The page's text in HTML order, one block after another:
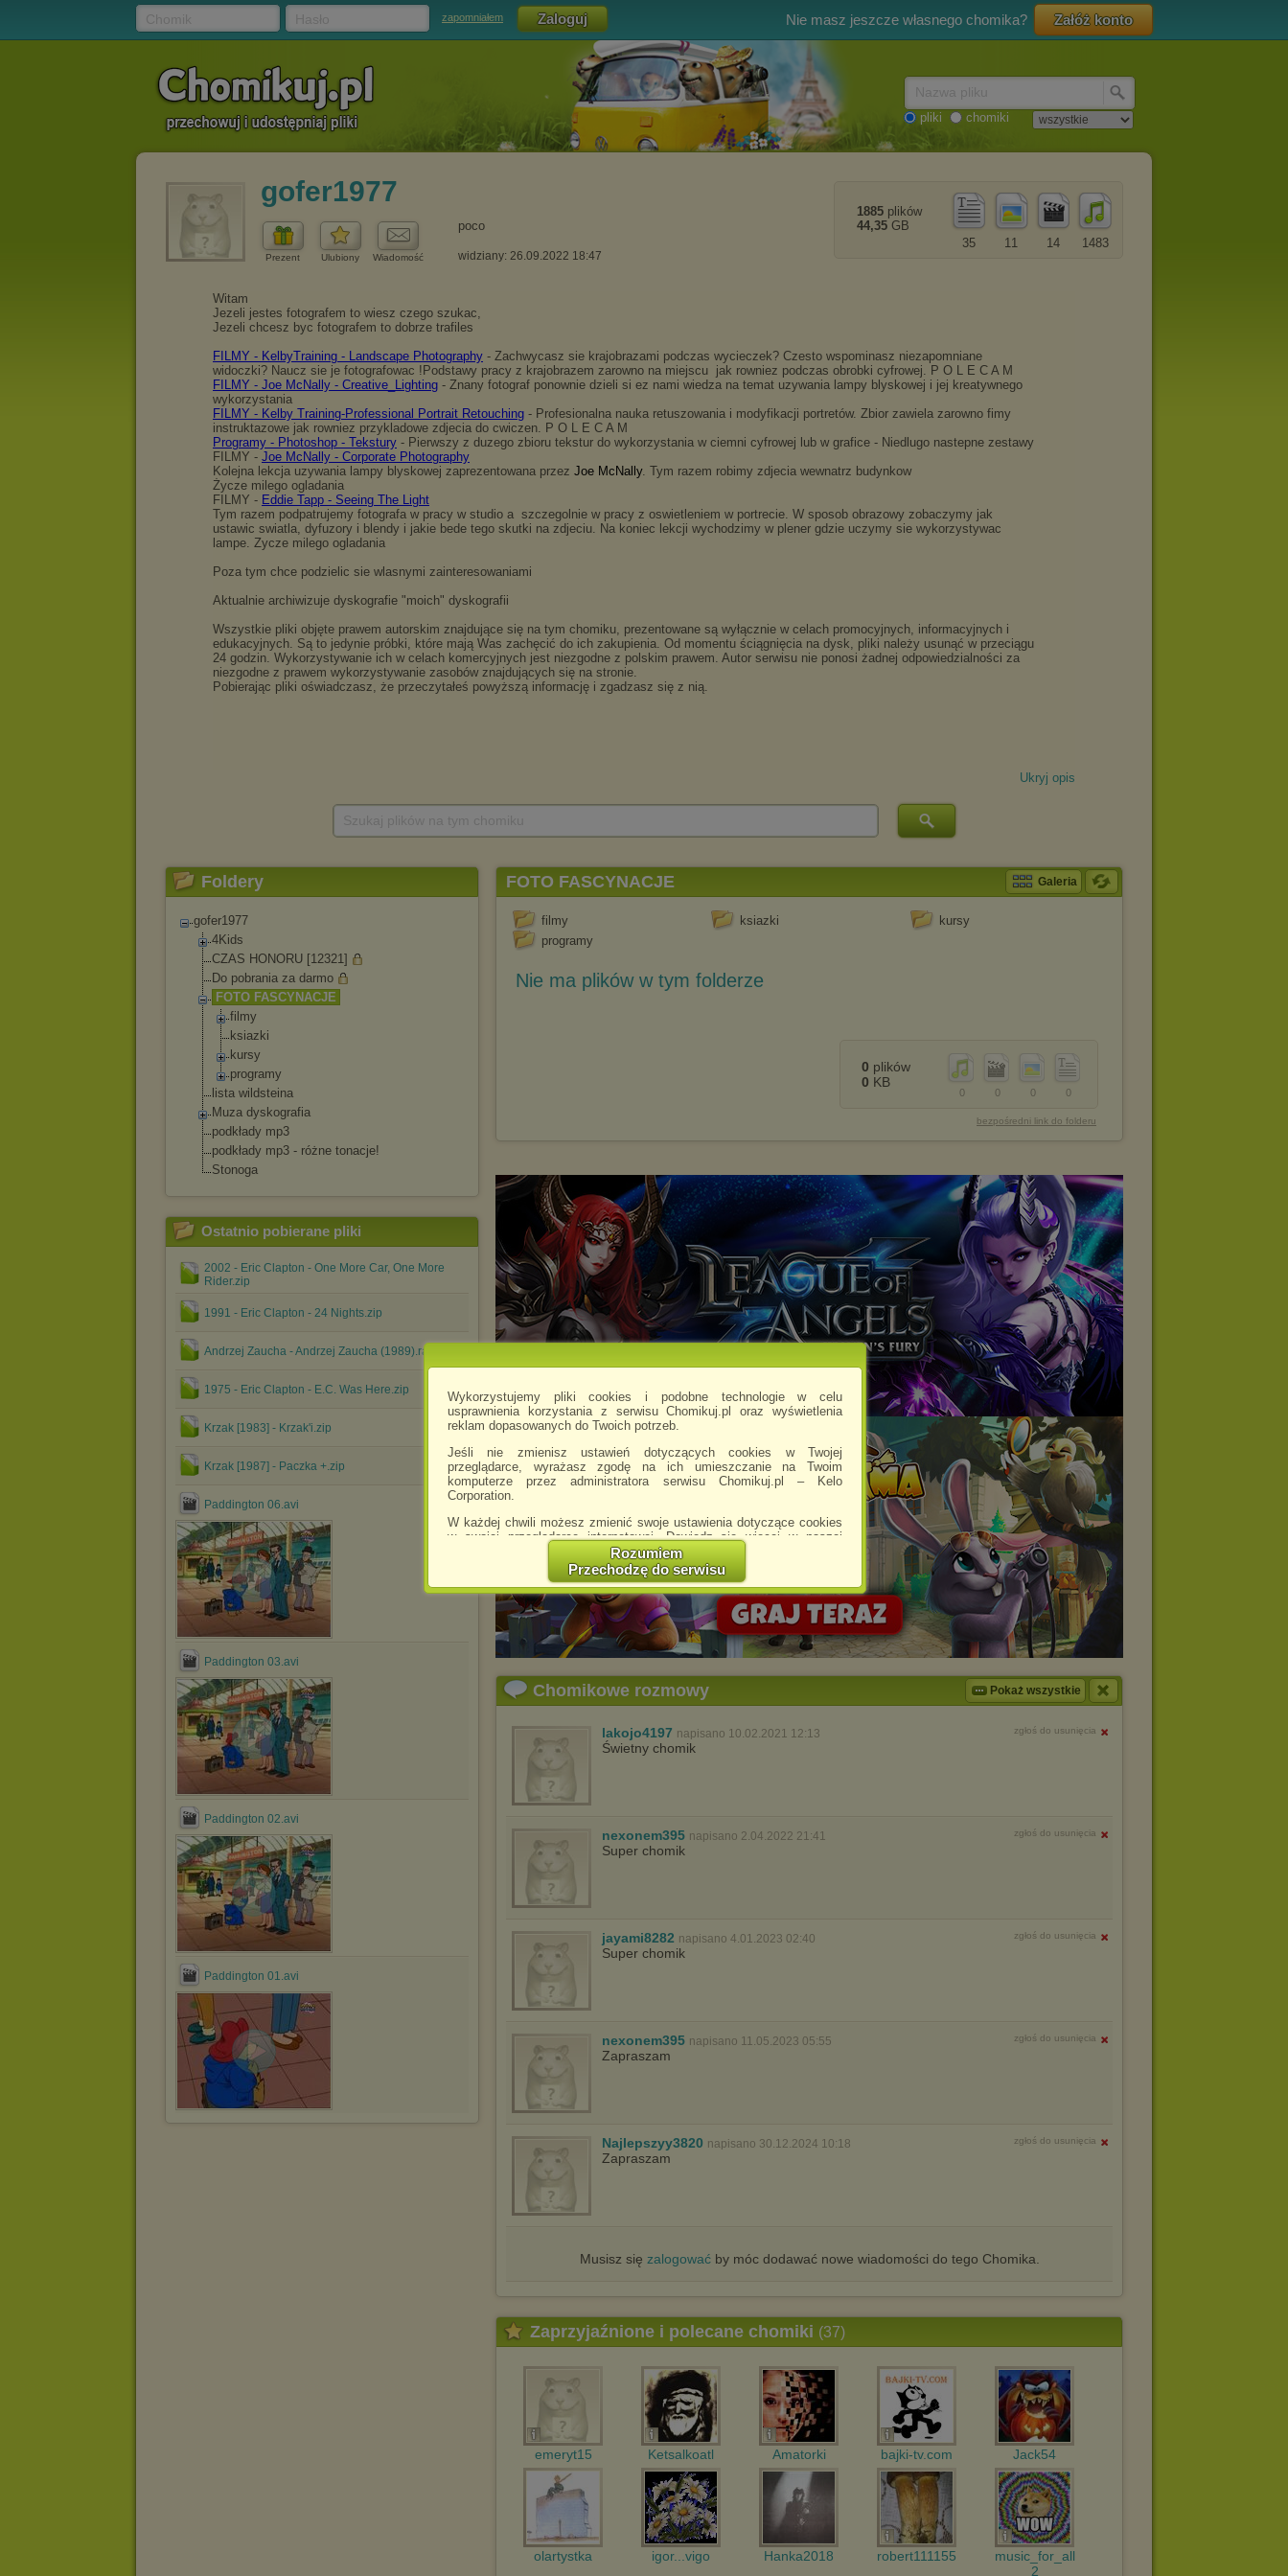
Wykorzystujemy pliki cookies i podobne technologie w celu
usprawnienia korzystania z serwisu Chomikuj.pl oraz wyświetlenia
reklam dopasowanych do Twoich potrzeb.
Jeśli nie zmienisz ustawień dotyczących cookies w Twojej
przeglądarce, wyrażasz zgodę na ich umieszczanie na Twoim
komputerze przez administratora serwisu Chomikuj.pl – Kelo
Corporation.
W każdej chwili możesz zmienić swoje ustawienia dotyczące cookies
w swojej przeglądarce internetowej. Dowiedz się więcej w naszej
http://chomikuj.pl/PolitykaPrywatnosci.aspx
Jednocześnie informujemy że zmiana ustawień przeglądarki może
spowodować ograniczenie korzystania ze strony Chomikuj.pl.
W przypadku braku twojej zgody na akceptację cookies niestety
prosimy o opuszczenie serwisu chomikuj.pl.
Wykorzystanie plików cookiesprzezZaufanych Partnerów
(dostosowanie reklam do Twoich potrzeb, analiza skuteczności działań
marketingowych).
będzie dopasowana do Twoich preferencji, a będzie to reklama
wyświetlona przypadkowo.
sposób uniemożliwiający przechowywanie plików cookies na
urządzeniu końcowym. Można również usunąć pliki cookies,
internetowej.
Pełną informację na ten temat znajdziesz pod adresem
http://chomikuj.pl/PolitykaPrywatnosci.aspx
Rozumiem
Przechodzę do serwisu
zapomniałem Nie masz jeszcze własnego chomika? Załóż konto
pliki chomiki
gofer1977
Prezent Ulubiony Wiadomość
poco
widziany: 26.09.2022 18:47
1483
14
11
35
1885 plików
44,35 GB
Ukryj opis
Foldery
gofer1977
4Kids
CZAS HONORU [12321]
Do pobrania za darmo
FOTO FASCYNACJE
filmy
ksiazki
kursy
programy
lista wildsteina
Muza dyskografia
podkłady mp3
podkłady mp3 - różne tonacje!
Stonoga
Ostatnio pobierane pliki
2002 - Eric Clapton - One More Car, One More
Rider.zip
1991 - Eric Clapton - 24 Nights.zip
Andrzej Zaucha - Andrzej Zaucha (1989).rar
1975 - Eric Clapton - E.C. Was Here.zip
Krzak [1983] - Krzak'i.zip
Krzak [1987] - Paczka +.zip
Paddington 06.avi
Paddington 03.avi
Paddington 02.avi
Paddington 01.avi
FOTO FASCYNACJE Galeria
filmy ksiazki
kursy
programy
Nie ma plików w tym folderze
0
0
0
0
0 plików
0 KB
bezpośredni link do folderu
Chomikowe rozmowy Pokaż wszystkie
lakojo4197 napisano 10.02.2021 12:13 zgłoś do usunięcia
Świetny chomik
nexonem395 napisano 2.04.2022 21:41 zgłoś do usunięcia
Super chomik
jayami8282 napisano 4.01.2023 02:40 zgłoś do usunięcia
Super chomik
nexonem395 napisano 11.05.2023 05:55 zgłoś do usunięcia
Zapraszam
Najlepszyy3820 napisano 30.12.2024 10:18 zgłoś do usunięcia
Zapraszam
Musisz się zalogowaćby móc dodawać nowe wiadomości do tego Chomika.
Zaprzyjaźnione i polecane chomiki (37)
emeryt15 Ketsalkoatl Amatorki bajki-tv.com Jack54
olartystka igor...vigo Hanka2018 robert111155
music_for_all
2